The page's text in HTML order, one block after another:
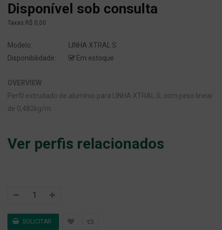
Disponível sob consulta
Taxas R$ 0,00
Modelo:
LINHA XTRAL S
Disponibilidade:
Em estoque
OVERVIEW
Perfil extrudado de alumínio para LINHA XTRAL S, com peso linear
de 0,482kg/m.
Ver perfis relacionados